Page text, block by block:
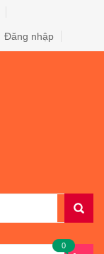
Đăng nhập
0